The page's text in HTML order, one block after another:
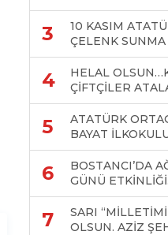
3
10 KASIM
ÇELENK
4
HELAL
ÇİFTÇİLER
5
ATATÜRK
BAYAT
6
BOSTANCI’DA
GÜNÜ
7
SARI
OLSUN. AZİZ